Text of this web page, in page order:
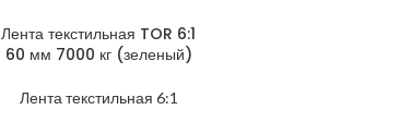
Лента текстильная TOR 6:1
60 мм 7000 кг (зеленый)
Лента текстильная 6:1